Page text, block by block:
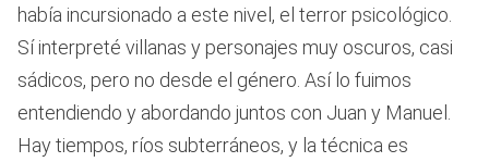
había incursionado a este nivel, el terror psicológico.
Sí interpreté villanas y personajes muy oscuros, casi
sádicos, pero no desde el género. Así lo fuimos
entendiendo y abordando juntos con Juan y Manuel.
Hay tiempos, ríos subterráneos, y la técnica es